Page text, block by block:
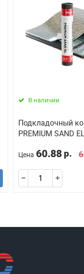
В наличии
Подкладочный
PREMIUM SAND
Цена 60.88 р.